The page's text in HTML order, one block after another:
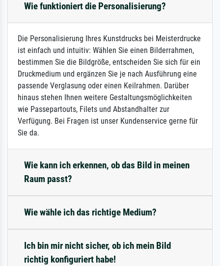
Wie funktioniert die Personalisierung?
Die Personalisierung Ihres Kunstdrucks bei Meisterdrucke
ist einfach und intuitiv: Wählen Sie einen Bilderrahmen,
bestimmen Sie die Bildgröße, entscheiden Sie sich für ein
Druckmedium und ergänzen Sie je nach Ausführung eine
passende Verglasung oder einen Keilrahmen. Darüber
hinaus stehen Ihnen weitere Gestaltungsmöglichkeiten
wie Passepartouts, Filets und Abstandhalter zur
Verfügung. Bei Fragen ist unser Kundenservice gerne für
Sie da.
Wie kann ich erkennen, ob das Bild in meinen
Raum passt?
Wie wähle ich das richtige Medium?
Ich bin mir nicht sicher, ob ich mein Bild
richtig konfiguriert habe!